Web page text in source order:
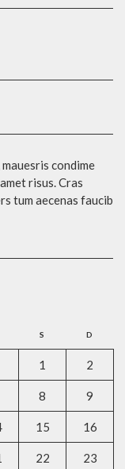
condime
risus. Cras
tum aecenas faucib
S D
1 2
8 9
15 16
22 23